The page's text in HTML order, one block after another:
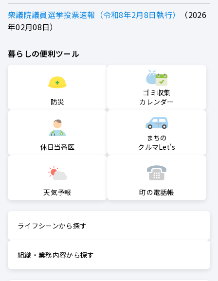
衆議院議員選挙投票速報（令和8年2月8日執行）
2026
年02月08日
暮らしの便利ツール
防災
ゴミ収集
カレンダー
休日当番医
まちの
クルマLet's
天気予報 町の電話帳
ライフシーンから探す
組織・業務内容から探す